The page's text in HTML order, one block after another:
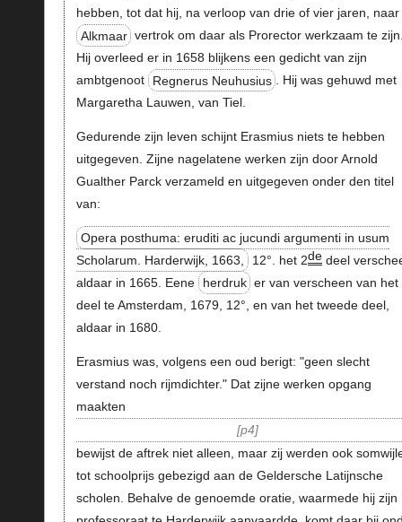
hebben, tot dat hij, na verloop van drie of vier jaren, naar
Alkmaar vertrok om daar als Prorector werkzaam te
Hij overleed er in 1658 blijkens een gedicht van zijn
ambtgenoot
Regnerus Neuhusius . Hij was gehuwd met
Margaretha Lauwen, van Tiel.
Gedurende zijn leven schijnt Erasmius niets te hebben
uitgegeven. Zijne nagelatene werken zijn door Arnold
Gualther Parck verzameld en uitgegeven onder den titel
van:
Opera posthuma: eruditi ac jucundi argumenti in usum
Scholarum. Harderwijk, 1663, 12°. het 2dedeel
aldaar in 1665. Eene
herdruk er van verscheen van het
deel te Amsterdam, 1679, 12°, en van het tweede deel,
aldaar in 1680.
Erasmius was, volgens een oud berigt: "geen slecht
verstand noch rijmdichter." Dat zijne werken opgang
maakten
p4
bewijst de aftrek niet alleen, maar zij werden ook
tot schoolprijs gebezigd aan de Geldersche Latijnsche
scholen. Behalve de genoemde oratie, waarmede hij zijn